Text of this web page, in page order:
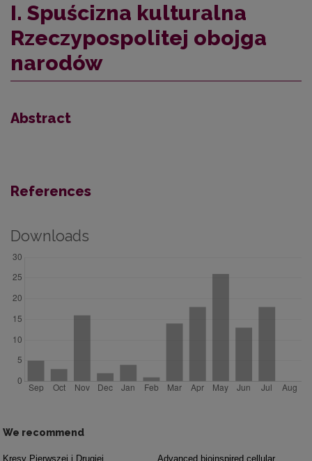
I. Spuścizna kulturalna
Rzeczypospolitej obojga
narodów
Abstract
References
Downloads
We recommend
Kresy Pierwszej i Drugiej Advanced bioinspired cellular